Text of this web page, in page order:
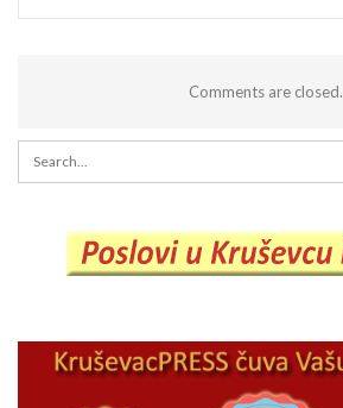
Comments are closed.